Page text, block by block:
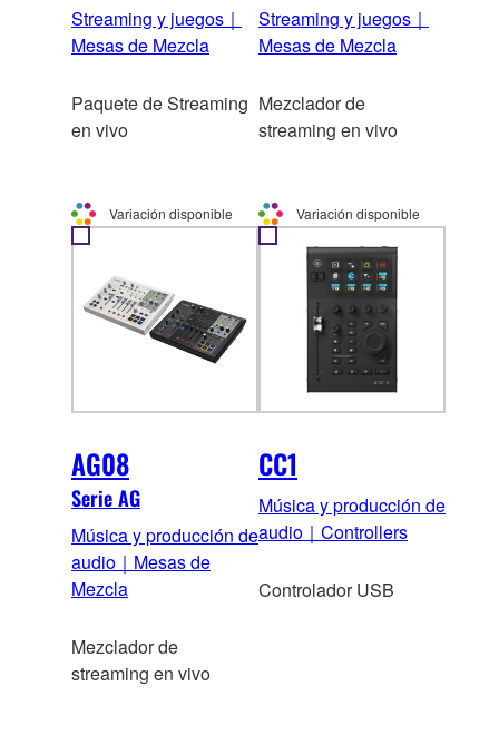
Streaming y juegos｜
Mesas de Mezcla
Paquete de Streaming
en vivo
Variación disponible
Streaming y juegos｜
Mesas de Mezcla
Mezclador de
streaming en vivo
Variación disponible
AG08
Serie AG
Música y producción de
audio｜Mesas de
Mezcla
Mezclador de
streaming en vivo
CC1
Música y producción de
audio｜Controllers
Controlador USB